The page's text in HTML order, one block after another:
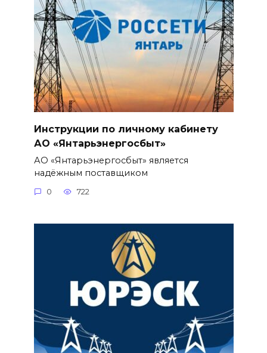
Инструкции по личному кабинету
АО «Янтарьэнергосбыт»
АО «Янтарьэнергосбыт» является
надёжным поставщиком
0 722